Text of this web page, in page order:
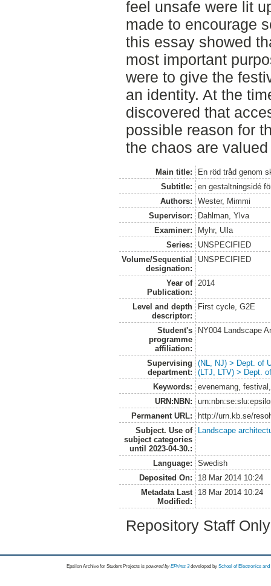
feel unsafe were lit
made to encourage
this essay showed
most important
were to give the
an identity. At the
discovered that
possible reason for
the chaos are
Main title:
En röd tråd genom
Subtitle:
en gestaltningsidé
Authors:
Wester, Mimmi
Supervisor:
Dahlman, Ylva
Examiner:
Myhr, Ulla
Series:
UNSPECIFIED
Volume/Sequential
designation:
UNSPECIFIED
Year of
Publication:
2014
Level and depth
descriptor:
First cycle, G2E
Student's
programme
affiliation:
NY004 Landscape
Supervising
department:
(NL, NJ) > Dept. of
(LTJ, LTV) > Dept.
Keywords:
evenemang,
URN:NBN:
Permanent URL:
http://urn.kb.se/
Subject. Use of
subject categories
until 2023-04-30.:
Landscape
Language:
Swedish
Deposited On:
18 Mar 2014 10:24
Metadata Last
Modified:
18 Mar 2014 10:24
Repository Staff
Epsilon Archive for Student Projects is powored byEPrints 3 developed by School of Electronics